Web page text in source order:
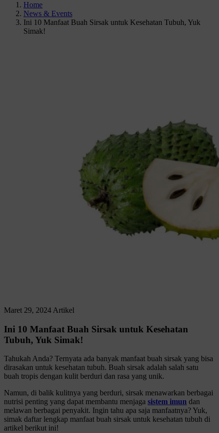
Home
News & Events
Ini 10 Manfaat Buah Sirsak untuk Kesehatan Tubuh, Yuk
Simak!
Maret 29, 2024 Artikel
Ini 10 Manfaat Buah Sirsak untuk Kesehatan
Tubuh, Yuk Simak!
Tahukah Anda? Ternyata ada banyak manfaat buah sirsak yang bisa
dirasakan untuk kesehatan tubuh. Buah sirsak adalah salah satu
buah tropis dengan kulit berduri dan rasa yang unik.
Namun, di balik kulitnya yang berduri, sirsak menawarkan berbagai
nutrisi penting yang dapat membantu menjaga sistem imun dan
melawan berbagai penyakit. Ingin tahu apa saja manfaatnya? Yuk,
simak daftar lengkap manfaat buah sirsak untuk kesehatan tubuh di
artikel berikut ini!